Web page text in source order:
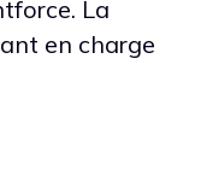
La
en charge